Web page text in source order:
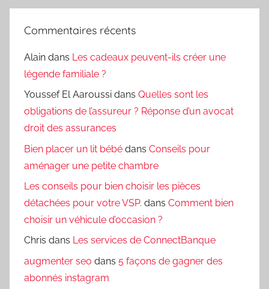
Commentaires récents
Alain dans Les cadeaux peuvent-ils créer une
légende familiale ?
Youssef El Aaroussi dans Quelles sont les
obligations de l’assureur ? Réponse d’un avocat
droit des assurances
Bien placer un lit bébé dans Conseils pour
aménager une petite chambre
Les conseils pour bien choisir les pièces
détachées pour votre VSP. dans Comment bien
choisir un véhicule d’occasion ?
Chris dans Les services de ConnectBanque
augmenter seo dans 5 façons de gagner des
abonnés instagram